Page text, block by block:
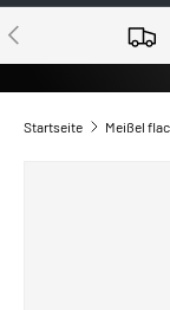
VORHERIGE
Startseite Meißel